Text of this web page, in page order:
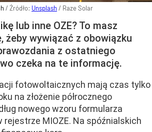
/ Źródło: Unsplash / Raze Solar
lub inne OZE? To masz
żeby wywiązać z obowiązku
z ostatniego
czeka na te informację.
fotowoltaicznych mają czas tylko
na złożenie półrocznego
nowego wzoru formularza
rejestrze MIOZE. Na spóźnialskich